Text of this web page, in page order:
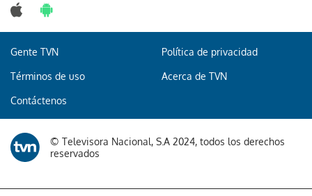
Gente TVN Política de privacidad
Términos de uso Acerca de TVN
Contáctenos
© Televisora Nacional, S.A 2024, todos los derechos
reservados